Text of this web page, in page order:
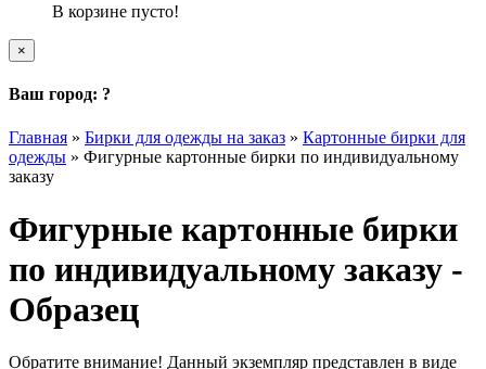
В корзине пусто!
×
Ваш город: ?
Главная » Бирки для одежды на заказ » Картонные бирки для
одежды » Фигурные картонные бирки по индивидуальному
заказу
Фигурные картонные бирки
по индивидуальному заказу -
Образец
Обратите внимание! Данный экземпляр представлен в виде